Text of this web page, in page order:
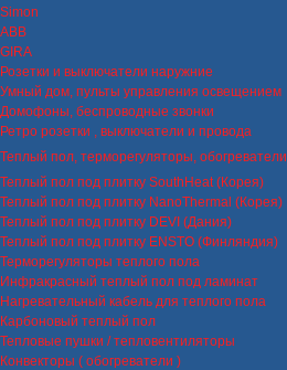
Simon
ABB
GIRA
Розетки и выключатели наружние
Умный дом, пульты управления освещением
Домофоны, беспроводные звонки
Ретро розетки , выключатели и провода
Теплый пол, терморегуляторы, обогреватели
Теплый пол под плитку SouthHeat (Корея)
Теплый пол под плитку NanoThermal (Корея)
Теплый пол под плитку DEVI (Дания)
Теплый пол под плитку ENSTO (Финляндия)
Терморегуляторы теплого пола
Инфракрасный теплый пол под ламинат
Нагревательный кабель для теплого пола
Карбоновый теплый пол
Тепловые пушки / тепловентиляторы
Конвекторы ( обогреватели )